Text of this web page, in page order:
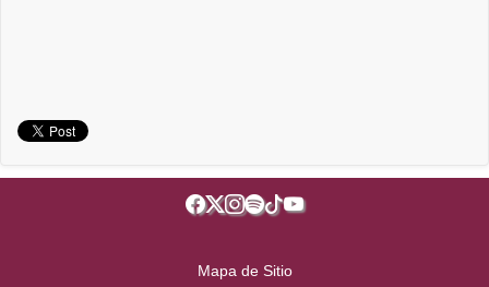
Mapa de Sitio